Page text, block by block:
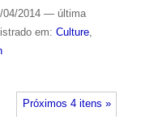
2014 — última
em: Culture,
Próximos 4 itens »